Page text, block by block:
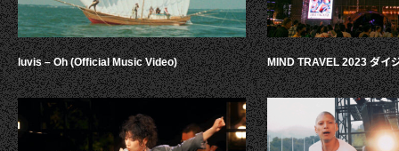
luvis – Oh (Official Music Video) MIND TRAVEL 2023 ダイ